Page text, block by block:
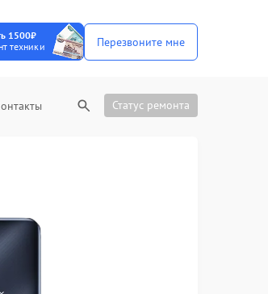
1500₽
техники
Перезвоните мне
Статус ремонта